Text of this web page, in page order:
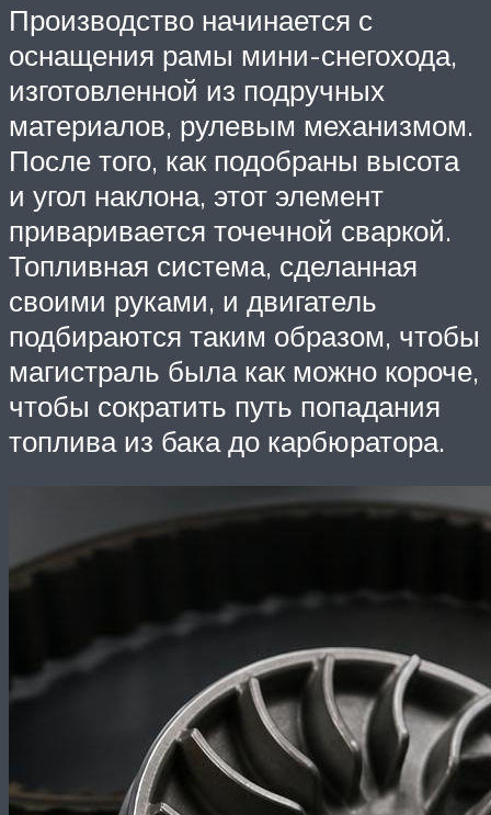
Производство начинается с
оснащения рамы мини-снегохода,
изготовленной из подручных
материалов, рулевым механизмом.
После того, как подобраны высота
и угол наклона, этот элемент
приваривается точечной сваркой.
Топливная система, сделанная
своими руками, и двигатель
подбираются таким образом, чтобы
магистраль была как можно короче,
чтобы сократить путь попадания
топлива из бака до карбюратора.